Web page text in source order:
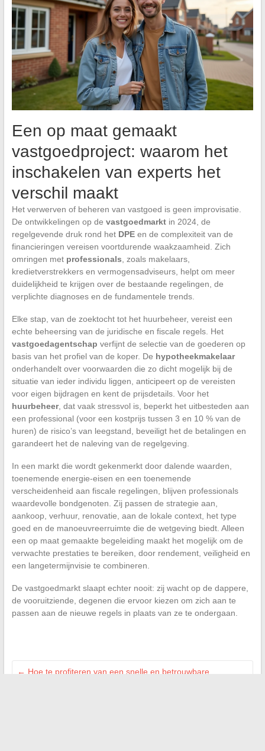
Een op maat gemaakt
vastgoedproject: waarom het
inschakelen van experts het
verschil maakt
Het verwerven of beheren van vastgoed is geen improvisatie.
De ontwikkelingen op de vastgoedmarktin 2024, de
regelgevende druk rond het DPEen de complexiteit van de
financieringen vereisen voortdurende waakzaamheid. Zich
omringen met professionals , zoals makelaars,
kredietverstrekkers en vermogensadviseurs, helpt om meer
duidelijkheid te krijgen over de bestaande regelingen, de
verplichte diagnoses en de fundamentele trends.
Elke stap, van de zoektocht tot het huurbeheer, vereist een
echte beheersing van de juridische en fiscale regels. Het
vastgoedagentschap verfijnt de selectie van de goederen op
basis van het profiel van de koper. De hypotheekmakelaar
onderhandelt over voorwaarden die zo dicht mogelijk bij de
situatie van ieder individu liggen, anticipeert op de vereisten
voor eigen bijdragen en kent de prijsdetails. Voor het
huurbeheer, dat vaak stressvol is, beperkt het uitbesteden aan
een professional (voor een kostprijs tussen 3 en 10 % van de
huren) de risico’s van leegstand, beveiligt het de betalingen en
garandeert het de naleving van de regelgeving.
In een markt die wordt gekenmerkt door dalende waarden,
toenemende energie-eisen en een toenemende
verscheidenheid aan fiscale regelingen, blijven professionals
waardevolle bondgenoten. Zij passen de strategie aan,
aankoop, verhuur, renovatie, aan de lokale context, het type
goed en de manoeuvreerruimte die de wetgeving biedt. Alleen
een op maat gemaakte begeleiding maakt het mogelijk om de
verwachte prestaties te bereiken, door rendement, veiligheid en
een langetermijnvisie te combineren.
De vastgoedmarkt slaapt echter nooit: zij wacht op de dappere,
de vooruitziende, degenen die ervoor kiezen om zich aan te
passen aan de nieuwe regels in plaats van ze te ondergaan.
← Hoe te profiteren van een snelle en betrouwbare